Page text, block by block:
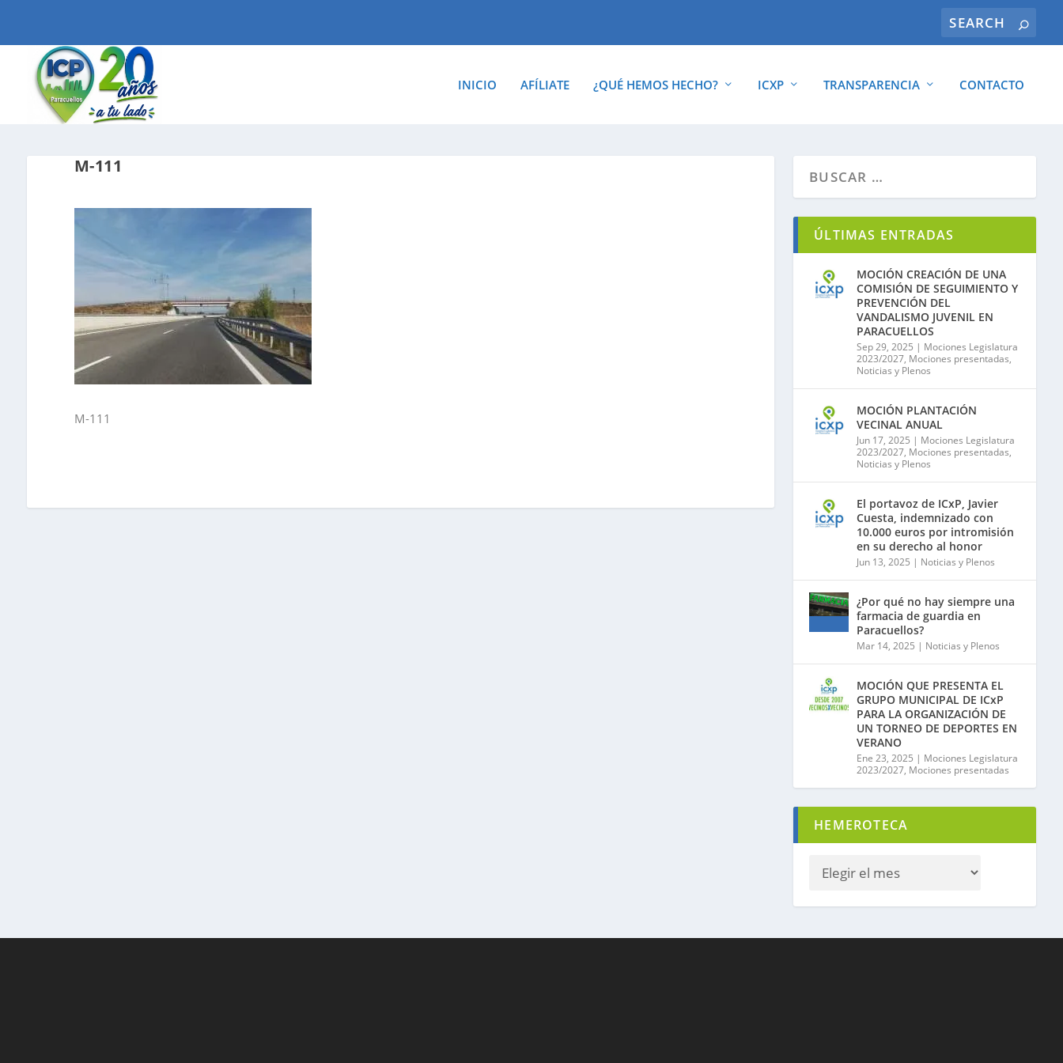
INICIO AFÍLIATE ¿QUÉ HEMOS HECHO? ICXP TRANSPARENCIA CONTACTO
M-111
M-111
ÚLTIMAS ENTRADAS
MOCIÓN CREACIÓN DE UNA
COMISIÓN DE SEGUIMIENTO Y
PREVENCIÓN DEL
VANDALISMO JUVENIL EN
PARACUELLOS
Sep 29, 2025 | Mociones Legislatura
2023/2027, Mociones presentadas,
Noticias y Plenos
MOCIÓN PLANTACIÓN
VECINAL ANUAL
Jun 17, 2025 | Mociones Legislatura
2023/2027, Mociones presentadas,
Noticias y Plenos
El portavoz de ICxP, Javier
Cuesta, indemnizado con
10.000 euros por intromisión
en su derecho al honor
Jun 13, 2025 | Noticias y Plenos
¿Por qué no hay siempre una
farmacia de guardia en
Paracuellos?
Mar 14, 2025 | Noticias y Plenos
MOCIÓN QUE PRESENTA EL
GRUPO MUNICIPAL DE ICxP
PARA LA ORGANIZACIÓN DE
UN TORNEO DE DEPORTES EN
VERANO
Ene 23, 2025 | Mociones Legislatura
2023/2027, Mociones presentadas
HEMEROTECA